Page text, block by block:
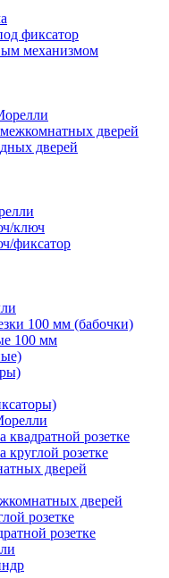
фиксатор
механизмом
дверей
дверей
ключ
фиксатор
100 мм (бабочки)
100 мм
квадратной розетке
круглой розетке
дверей
дверей
розетке
розетке